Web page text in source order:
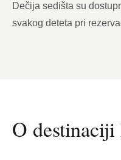
Dečija sedišta su
svakog deteta pri
O destinaciji